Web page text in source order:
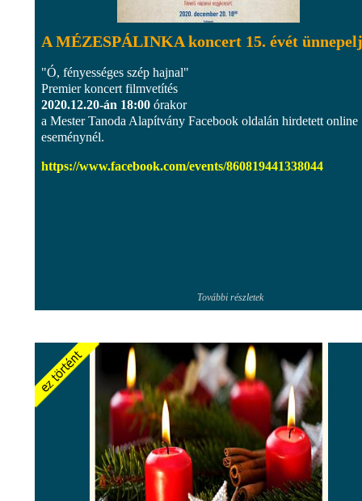
A MÉZESPÁLINKA koncert 15. évét
"Ó, fényességes szép hajnal"
Premier koncert filmvetítés
2020.12.20-án 18:00 órakor
a Mester Tanoda Alapítvány Facebook oldalán hirdetett online
eseménynél.
https://www.facebook.com/events/860819441338044
További részletek